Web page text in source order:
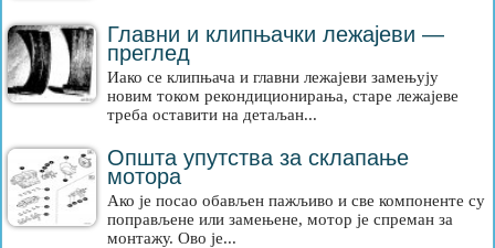
Главни и клипњачки лежајеви —
преглед
Иако се клипњача и главни лежајеви замењују
новим током рекондиционирања, старе лежајеве
треба оставити на детаљан...
Општа упутства за склапање
мотора
Ако је посао обављен пажљиво и све компоненте су
поправљене или замењене, мотор је спреман за
монтажу. Ово је...